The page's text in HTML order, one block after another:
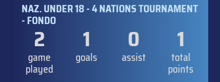
NAZ. UNDER 18 - 4 NATIONS TOURNAMENT
- FONDO
2
game
played
1
goals
0
assist
1
total
points